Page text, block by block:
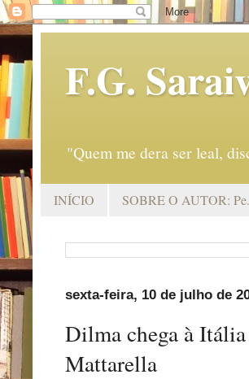
F.G.
"Quem me dera ser leal,
INÍCIO SOBRE O AUTOR:
sexta-feira, 10 de julho de
Dilma chega à
Mattarella